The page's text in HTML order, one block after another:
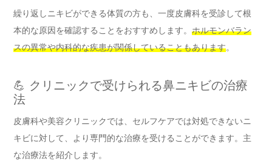
繰り返しニキビができる体質の方も、一度皮膚科を受診して根
本的な原因を確認することをおすすめします。 ホルモンバラン
スの異常や内科的な疾患が関係していることもあります。
💪 クリニックで受けられる鼻ニキビの治療
法
皮膚科や美容クリニックでは、セルフケアでは対処できないニ
キビに対して、より専門的な治療を受けることができます。主
な治療法を紹介します。